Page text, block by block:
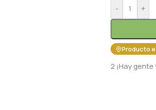
- +
Producto
2 ¡Hay